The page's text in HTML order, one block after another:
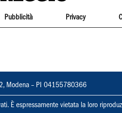
Pubblicità Privacy
Modena – PI 04155780366
È espressamente vietata la loro